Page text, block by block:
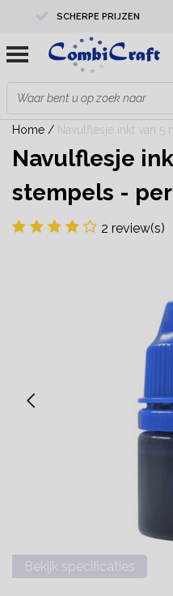
SCHERPE PRIJZEN
PROFESSIONELE KWALITEIT
EXPERTS IN MAATWERK
Home / Navulflesje inkt van
Navulflesje
stempels -
2 review(s)
Bekijk specificaties